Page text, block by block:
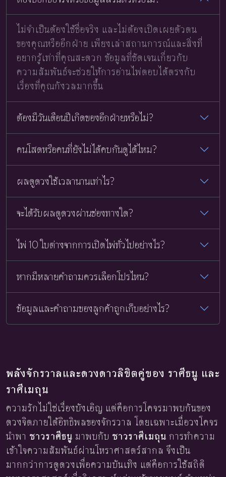
ไม่จำเป็นต้องใช้ชื่อจริง และไม่ต้องเปิดเผยตัวตน
ของคุณหรืออีกฝ่าย เพียงเล่าสถานการณ์และสิ่งที่
อยากรู้เท่าที่คุณสะดวก ข้อมูลที่ชัดเจนเกี่ยวกับ
ความสัมพันธ์จะช่วยให้การอ่านไพ่ตอบได้ตรงกับ
เรื่องที่คุณกังวลมากขึ้น
ต้องมีวันเดือนปีเกิดของอีกฝ่ายหรือไม่?
คนโสดหรือคนที่ยังไม่ได้คบกันดูได้ไหม?
ผลดูดวงใช้เวลานานเท่าไร?
จะได้รับผลดูดวงผ่านช่องทางใด?
ไพ่ 10 ใบต่างจากการเปิดไพ่ทั่วไปอย่างไร?
หากมีหลายคำถามควรเลือกโปรไหน?
ข้อมูลและคำถามของลูกค้าถูกเก็บอย่างไร?
พลังจักรวาลและดวงดาวลิขิตคู่ของ ราศีธนู และ
ราศีเมถุน
ความรักไม่ใช่เรื่องบังเอิญ แต่คือการโคจรมาพบกันของ
ดวงจิตภายใต้อิทธิพลของจักรวาล โดยเฉพาะเมื่อวงโคจร
นำพา ชาวราศีธนู มาพบกับ ชาวราศีเมถุน การทำความ
เข้าใจความสัมพันธ์ผ่านโหราศาสตร์สากล จึงเป็น
มากกว่าการดูดวงเพื่อความบันเทิง แต่คือการใช้สถิติ